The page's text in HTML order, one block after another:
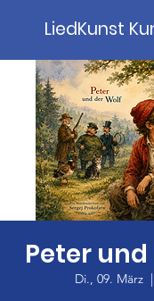
LiedKunst
Peter
Di., 09. März
  |